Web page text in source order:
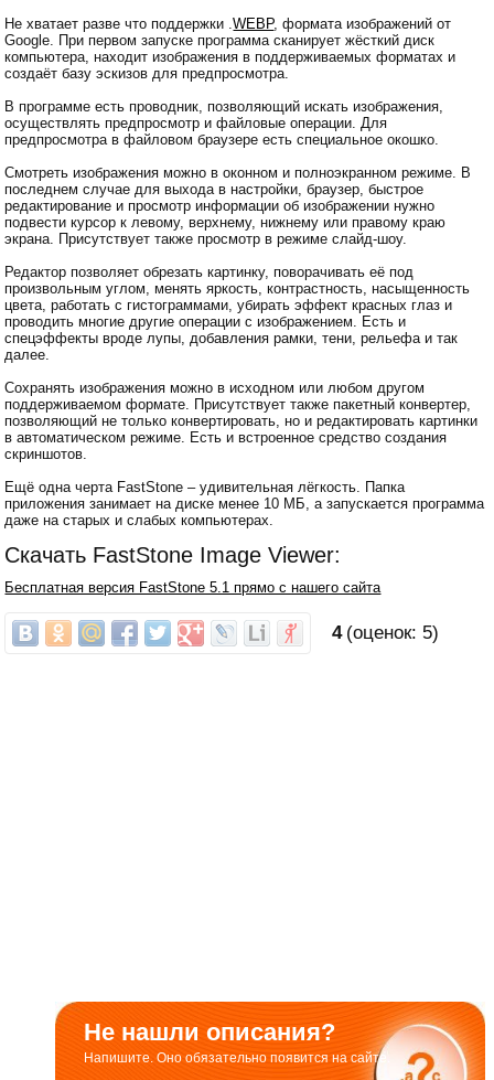
Не хватает разве что поддержки .WEBP, формата изображений от
Google. При первом запуске программа сканирует жёсткий диск
компьютера, находит изображения в поддерживаемых форматах и
создаёт базу эскизов для предпросмотра.
В программе есть проводник, позволяющий искать изображения,
осуществлять предпросмотр и файловые операции. Для
предпросмотра в файловом браузере есть специальное окошко.
Смотреть изображения можно в оконном и полноэкранном режиме. В
последнем случае для выхода в настройки, браузер, быстрое
редактирование и просмотр информации об изображении нужно
подвести курсор к левому, верхнему, нижнему или правому краю
экрана. Присутствует также просмотр в режиме слайд-шоу.
Редактор позволяет обрезать картинку, поворачивать её под
произвольным углом, менять яркость, контрастность, насыщенность
цвета, работать с гистограммами, убирать эффект красных глаз и
проводить многие другие операции с изображением. Есть и
спецэффекты вроде лупы, добавления рамки, тени, рельефа и так
далее.
Сохранять изображения можно в исходном или любом другом
поддерживаемом формате. Присутствует также пакетный конвертер,
позволяющий не только конвертировать, но и редактировать картинки
в автоматическом режиме. Есть и встроенное средство создания
скриншотов.
Ещё одна черта FastStone – удивительная лёгкость. Папка
приложения занимает на диске менее 10 МБ, а запускается программа
даже на старых и слабых компьютерах.
Скачать FastStone Image Viewer:
Бесплатная версия FastStone 5.1 прямо с нашего сайта
4 (оценок: 5)
Не нашли описания?
Напишите. Оно обязательно появится на сайте.